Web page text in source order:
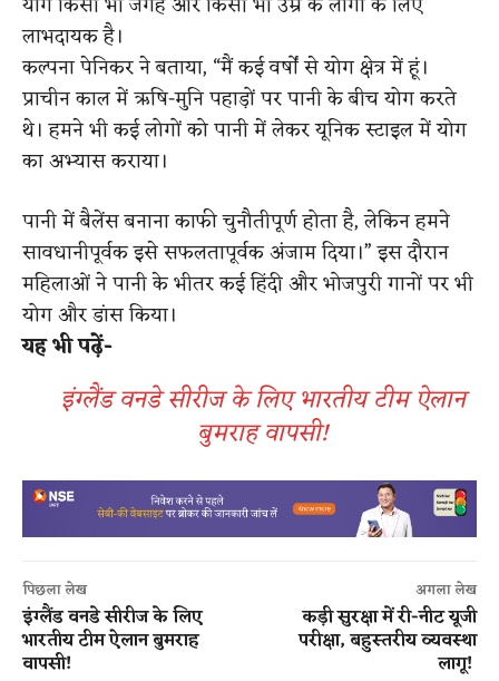
लाभदायक है।
कल्पना पेनिकर ने बताया, “मैं कई वर्षों से योग क्षेत्र में हूं।
प्राचीन काल में ऋषि-मुनि पहाड़ों पर पानी के बीच योग करते
थे। हमने भी कई लोगों को पानी में लेकर यूनिक स्टाइल में योग
का अभ्यास कराया।
पानी में बैलेंस बनाना काफी चुनौतीपूर्ण होता है, लेकिन हमने
सावधानीपूर्वक इसे सफलतापूर्वक अंजाम दिया।” इस दौरान
महिलाओं ने पानी के भीतर कई हिंदी और भोजपुरी गानों पर भी
योग और डांस किया।
यह भी पढ़ें-
इंग्लैंड वनडे सीरीज के लिए भारतीय टीम ऐलान
बुमराह वापसी!
पिछला लेख
इंग्लैंड वनडे सीरीज के लिए
भारतीय टीम ऐलान बुमराह
वापसी!
अगला लेख
कड़ी सुरक्षा में री-नीट यूजी
परीक्षा, बहुस्तरीय व्यवस्था
लागू!